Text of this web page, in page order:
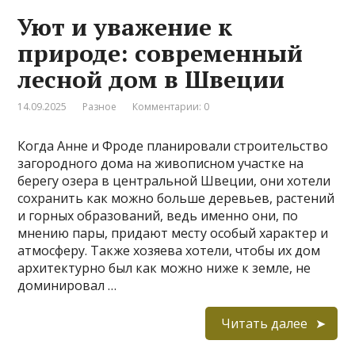
Уют и уважение к
природе: современный
лесной дом в Швеции
14.09.2025 Разное Комментарии: 0
Когда Анне и Фроде планировали строительство
загородного дома на живописном участке на
берегу озера в центральной Швеции, они хотели
сохранить как можно больше деревьев, растений
и горных образований, ведь именно они, по
мнению пары, придают месту особый характер и
атмосферу. Также хозяева хотели, чтобы их дом
архитектурно был как можно ниже к земле, не
доминировал …
Читать далее